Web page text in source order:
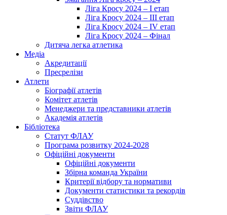
Ліга Кросу 2024 – I етап
Ліга Кросу 2024 – III етап
Ліга Кросу 2024 – IV етап
Ліга Кросу 2024 – Фінал
Дитяча легка атлетика
Медіа
Акредитації
Пресрелізи
Атлети
Біографії атлетів
Комітет атлетів
Менеджери та представники атлетів
Академія атлетів
Бібліотека
Статут ФЛАУ
Програма розвитку 2024-2028
Офіційні документи
Офіційні документи
Збірна команда України
Критерії відбору та нормативи
Документи статистики та рекордів
Суддівство
Звіти ФЛАУ